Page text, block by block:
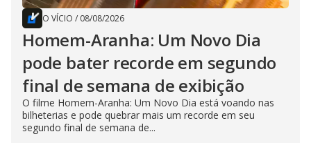
O VÍCIO / 08/08/2026
Homem-Aranha: Um Novo Dia
pode bater recorde em segundo
final de semana de exibição
O filme Homem-Aranha: Um Novo Dia está voando nas
bilheterias e pode quebrar mais um recorde em seu
segundo final de semana de...